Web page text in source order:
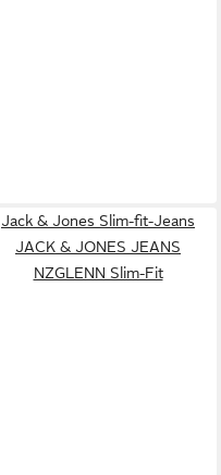
Jack & Jones Slim-fit-Jeans
JACK & JONES JEANS
NZGLENN Slim-Fit